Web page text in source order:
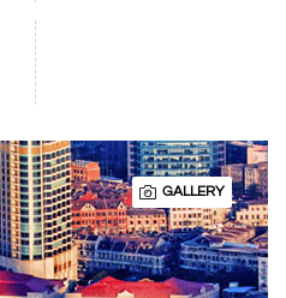
GALLERY